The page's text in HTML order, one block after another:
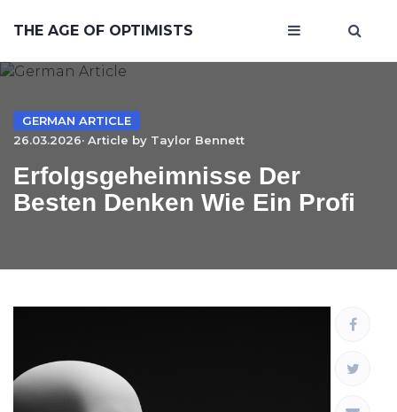
THE AGE OF OPTIMISTS
GERMAN ARTICLE
26.03.2026· Article by Taylor Bennett
Erfolgsgeheimnisse Der
Besten Denken Wie Ein Profi